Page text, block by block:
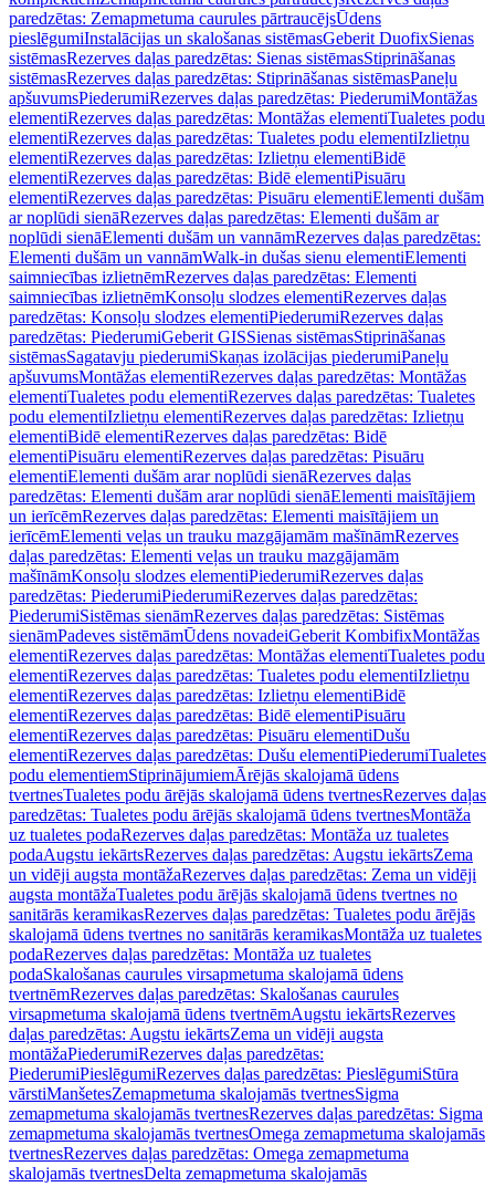
paredzētas: Zemapmetuma caurules pārtraucējsŪdens
pieslēgumiInstalācijas un skalošanas sistēmasGeberit DuofixSienas
sistēmasRezerves daļas paredzētas: Sienas sistēmasStiprināšanas
sistēmasRezerves daļas paredzētas: Stiprināšanas sistēmasPaneļu
apšuvumsPiederumiRezerves daļas paredzētas: PiederumiMontāžas
elementiRezerves daļas paredzētas: Montāžas elementiTualetes podu
elementiRezerves daļas paredzētas: Tualetes podu elementiIzlietņu
elementiRezerves daļas paredzētas: Izlietņu elementiBidē
elementiRezerves daļas paredzētas: Bidē elementiPisuāru
elementiRezerves daļas paredzētas: Pisuāru elementiElementi dušām
ar noplūdi sienāRezerves daļas paredzētas: Elementi dušām ar
noplūdi sienāElementi dušām un vannāmRezerves daļas paredzētas:
Elementi dušām un vannāmWalk-in dušas sienu elementiElementi
saimniecības izlietnēmRezerves daļas paredzētas: Elementi
saimniecības izlietnēmKonsoļu slodzes elementiRezerves daļas
paredzētas: Konsoļu slodzes elementiPiederumiRezerves daļas
paredzētas: PiederumiGeberit GISSienas sistēmasStiprināšanas
sistēmasSagatavju piederumiSkaņas izolācijas piederumiPaneļu
apšuvumsMontāžas elementiRezerves daļas paredzētas: Montāžas
elementiTualetes podu elementiRezerves daļas paredzētas: Tualetes
podu elementiIzlietņu elementiRezerves daļas paredzētas: Izlietņu
elementiBidē elementiRezerves daļas paredzētas: Bidē
elementiPisuāru elementiRezerves daļas paredzētas: Pisuāru
elementiElementi dušām arar noplūdi sienāRezerves daļas
paredzētas: Elementi dušām arar noplūdi sienāElementi maisītājiem
un ierīcēmRezerves daļas paredzētas: Elementi maisītājiem un
ierīcēmElementi veļas un trauku mazgājamām mašīnāmRezerves
daļas paredzētas: Elementi veļas un trauku mazgājamām
mašīnāmKonsoļu slodzes elementiPiederumiRezerves daļas
paredzētas: PiederumiPiederumiRezerves daļas paredzētas:
PiederumiSistēmas sienāmRezerves daļas paredzētas: Sistēmas
sienāmPadeves sistēmāmŪdens novadeiGeberit KombifixMontāžas
elementiRezerves daļas paredzētas: Montāžas elementiTualetes podu
elementiRezerves daļas paredzētas: Tualetes podu elementiIzlietņu
elementiRezerves daļas paredzētas: Izlietņu elementiBidē
elementiRezerves daļas paredzētas: Bidē elementiPisuāru
elementiRezerves daļas paredzētas: Pisuāru elementiDušu
elementiRezerves daļas paredzētas: Dušu elementiPiederumiTualetes
podu elementiemStiprinājumiemĀrējās skalojamā ūdens
tvertnesTualetes podu ārējās skalojamā ūdens tvertnesRezerves daļas
paredzētas: Tualetes podu ārējās skalojamā ūdens tvertnesMontāža
uz tualetes podaRezerves daļas paredzētas: Montāža uz tualetes
podaAugstu iekārtsRezerves daļas paredzētas: Augstu iekārtsZema
un vidēji augsta montāžaRezerves daļas paredzētas: Zema un vidēji
augsta montāžaTualetes podu ārējās skalojamā ūdens tvertnes no
sanitārās keramikasRezerves daļas paredzētas: Tualetes podu ārējās
skalojamā ūdens tvertnes no sanitārās keramikasMontāža uz tualetes
podaRezerves daļas paredzētas: Montāža uz tualetes
podaSkalošanas caurules virsapmetuma skalojamā ūdens
tvertnēmRezerves daļas paredzētas: Skalošanas caurules
virsapmetuma skalojamā ūdens tvertnēmAugstu iekārtsRezerves
daļas paredzētas: Augstu iekārtsZema un vidēji augsta
montāžaPiederumiRezerves daļas paredzētas:
PiederumiPieslēgumiRezerves daļas paredzētas: PieslēgumiStūra
vārstiManšetesZemapmetuma skalojamās tvertnesSigma
zemapmetuma skalojamās tvertnesRezerves daļas paredzētas: Sigma
zemapmetuma skalojamās tvertnesOmega zemapmetuma skalojamās
tvertnesRezerves daļas paredzētas: Omega zemapmetuma
skalojamās tvertnesDelta zemapmetuma skalojamās